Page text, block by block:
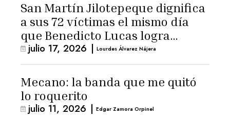
San Martín Jilotepeque dignifica
a sus 72 víctimas el mismo día
que Benedicto Lucas logra
arresto domiciliario
julio 17, 2026 | Lourdes Álvarez Nájera
Mecano: la banda que me quitó
lo roquerito
julio 11, 2026 | Edgar Zamora Orpinel